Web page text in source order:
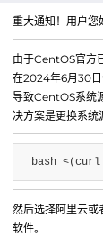
江苏铭
所有
电子邮
商务
公司地
重大通知！用户您
由于CentOS官方
在2024年6月30日
导致CentOS系统
决方案是更换系统
bash
然后选择阿里云或
软件。